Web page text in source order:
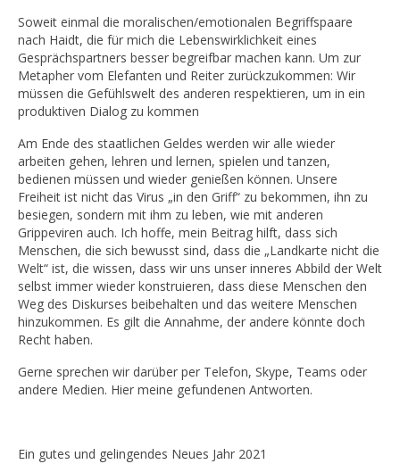
Soweit einmal die moralischen/emotionalen Begriffspaare
nach Haidt, die für mich die Lebenswirklichkeit eines
Gesprächspartners besser begreifbar machen kann. Um zur
Metapher vom Elefanten und Reiter zurückzukommen: Wir
müssen die Gefühlswelt des anderen respektieren, um in ein
produktiven Dialog zu kommen
Am Ende des staatlichen Geldes werden wir alle wieder
arbeiten gehen, lehren und lernen, spielen und tanzen,
bedienen müssen und wieder genießen können. Unsere
Freiheit ist nicht das Virus „in den Griff“ zu bekommen, ihn zu
besiegen, sondern mit ihm zu leben, wie mit anderen
Grippeviren auch. Ich hoffe, mein Beitrag hilft, dass sich
Menschen, die sich bewusst sind, dass die „Landkarte nicht die
Welt“ ist, die wissen, dass wir uns unser inneres Abbild der Welt
selbst immer wieder konstruieren, dass diese Menschen den
Weg des Diskurses beibehalten und das weitere Menschen
hinzukommen. Es gilt die Annahme, der andere könnte doch
Recht haben.
Gerne sprechen wir darüber per Telefon, Skype, Teams oder
andere Medien. Hier meine gefundenen Antworten.
Ein gutes und gelingendes Neues Jahr 2021